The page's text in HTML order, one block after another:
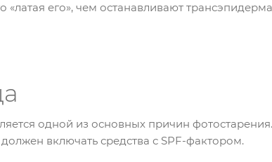
его», чем останавливают
одной из основных причин фотостарения.
включать средства с SPF-фактором.